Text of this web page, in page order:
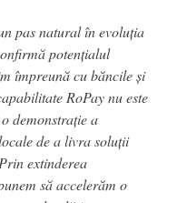
pas natural în evoluția
potențialul
împreună cu băncile și
RoPay nu este
demonstrație a
de a livra soluții
extinderea
să accelerăm o